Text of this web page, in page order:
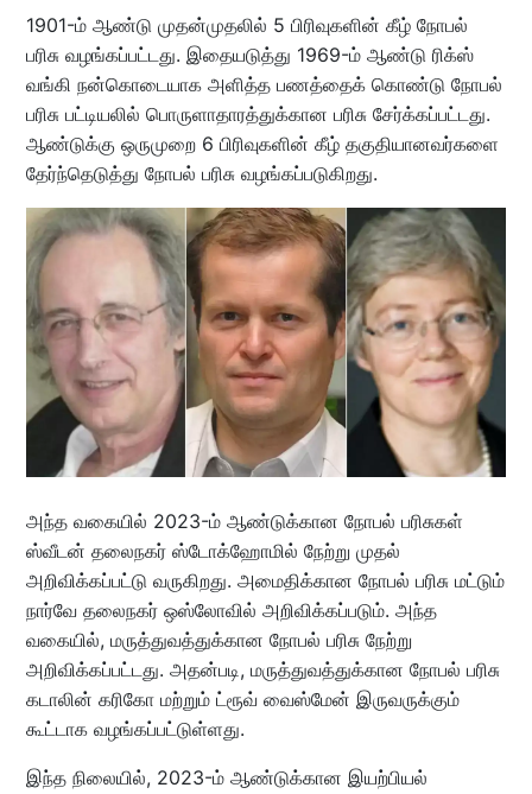
1901-ம் ஆண்டு முதன்முதலில் 5 பிரிவுகளின் கீழ் நோபல்
பரிசு வழங்கப்பட்டது. இதையடுத்து 1969-ம் ஆண்டு ரிக்ஸ்
வங்கி நன்கொடையாக அளித்த பணத்தைக் கொண்டு நோபல்
பரிசு பட்டியலில் பொருளாதாரத்துக்கான பரிசு சேர்க்கப்பட்டது.
ஆண்டுக்கு ஒருமுறை 6 பிரிவுகளின் கீழ் தகுதியானவர்களை
தேர்ந்தெடுத்து நோபல் பரிசு வழங்கப்படுகிறது.
அந்த வகையில் 2023-ம் ஆண்டுக்கான நோபல் பரிசுகள்
ஸ்வீடன் தலைநகர் ஸ்டோக்ஹோமில் நேற்று முதல்
அறிவிக்கப்பட்டு வருகிறது. அமைதிக்கான நோபல் பரிசு மட்டும்
நார்வே தலைநகர் ஒஸ்லோவில் அறிவிக்கப்படும். அந்த
வகையில், மருத்துவத்துக்கான நோபல் பரிசு நேற்று
அறிவிக்கப்பட்டது. அதன்படி, மருத்துவத்துக்கான நோபல் பரிசு
கடாலின் கரிகோ மற்றும் ட்ரூவ் வைஸ்மேன் இருவருக்கும்
கூட்டாக வழங்கப்பட்டுள்ளது.
இந்த நிலையில், 2023-ம் ஆண்டுக்கான இயற்பியல்